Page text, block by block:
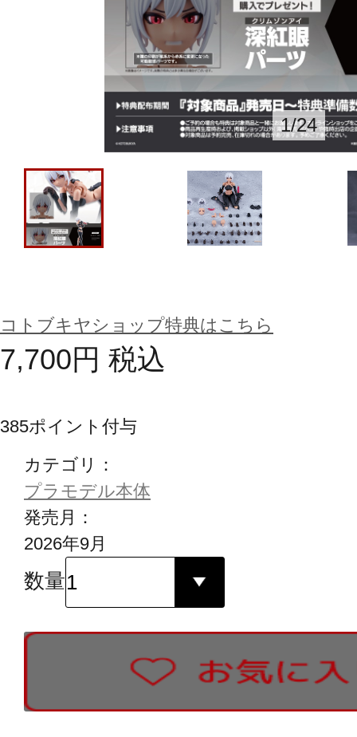
1/24
コトブキヤショップ特典はこちら
7,700円 税込
385ポイント付与
カテゴリ：
プラモデル本体
発売月：
2026年9月
数量